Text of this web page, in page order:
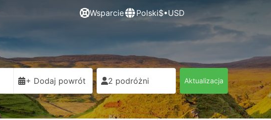
Wsparcie Polski$•USD
+ Dodaj powrót 2 podróżni Aktualizacja